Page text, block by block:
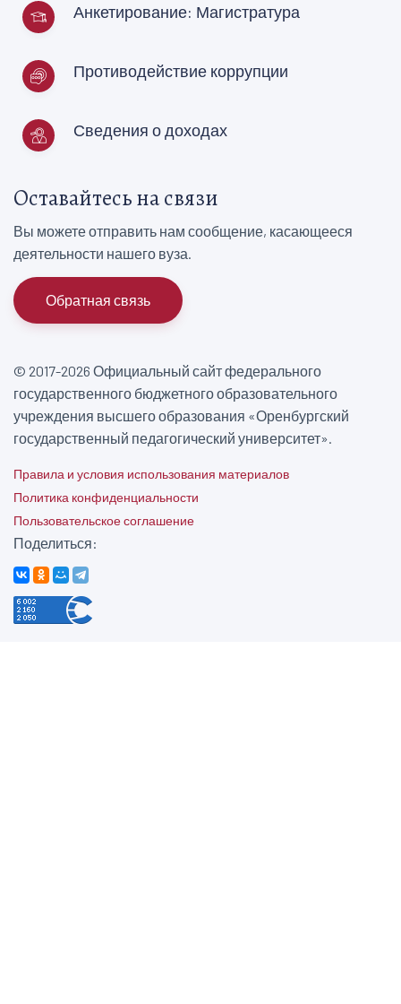
Анкетирование: Магистратура
Противодействие коррупции
Сведения о доходах
Оставайтесь на связи
Вы можете отправить нам сообщение, касающееся
деятельности нашего вуза.
Обратная связь
© 2017-2026 Официальный сайт федерального
государственного бюджетного образовательного
учреждения высшего образования «Оренбургский
государственный педагогический университет».
Правила и условия использования материалов
Политика конфиденциальности
Пользовательское соглашение
Поделиться: